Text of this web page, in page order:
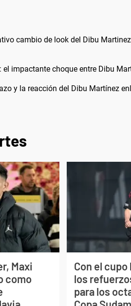
cambio de look del Dibu
el impactante choque entre Dibu
y la reacción del Dibu Martínez
Maxi
como
Con el
los
para los